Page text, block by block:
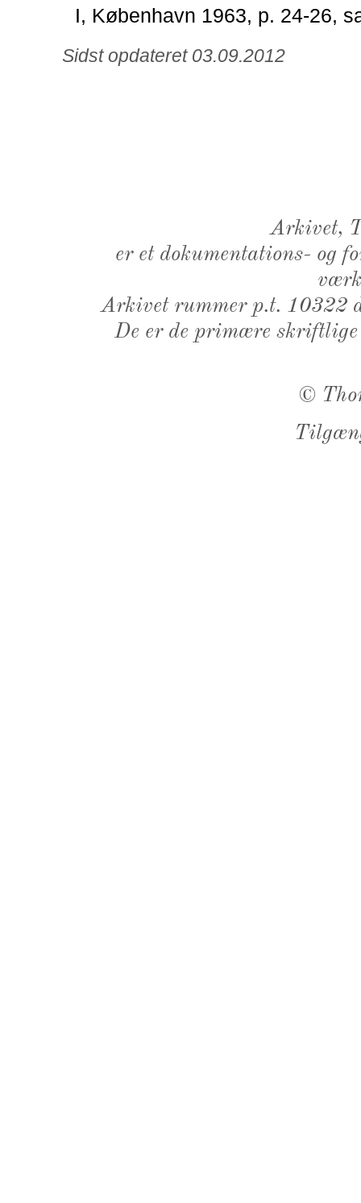
I, København 1963, p. 24-26,
Sidst opdateret 03.09.2012
Arkivet,
er et dokumentations- og
Arkivet rummer p.t. 10322
De er de primære
©